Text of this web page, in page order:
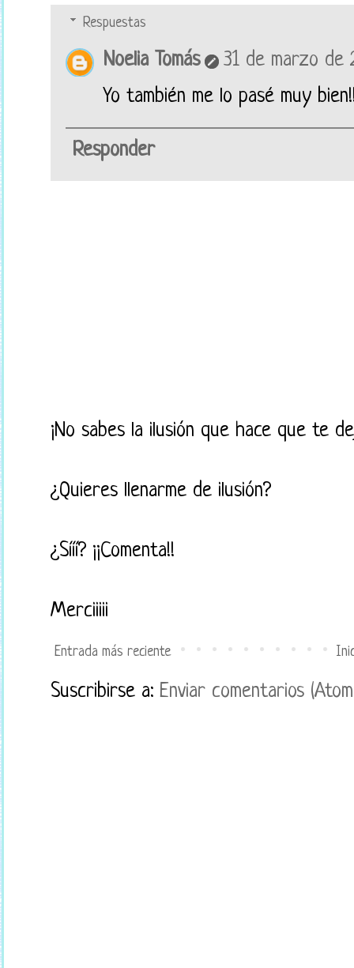
Respuestas
Noelia Tomás
31 de marzo de
Yo también me lo pasé muy
Responder
¡No sabes la ilusión que hace que te
¿Quieres llenarme de ilusión?
¿Sííí? ¡¡Comenta!!
Merciiiii
Entrada más reciente
Suscribirse a: Enviar comentarios